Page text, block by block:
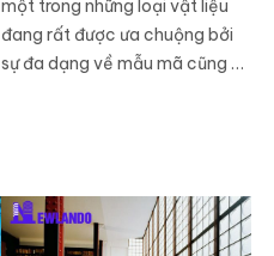
một trong những loại vật liệu
đang rất được ưa chuộng bởi
sự đa dạng về mẫu mã cũng …